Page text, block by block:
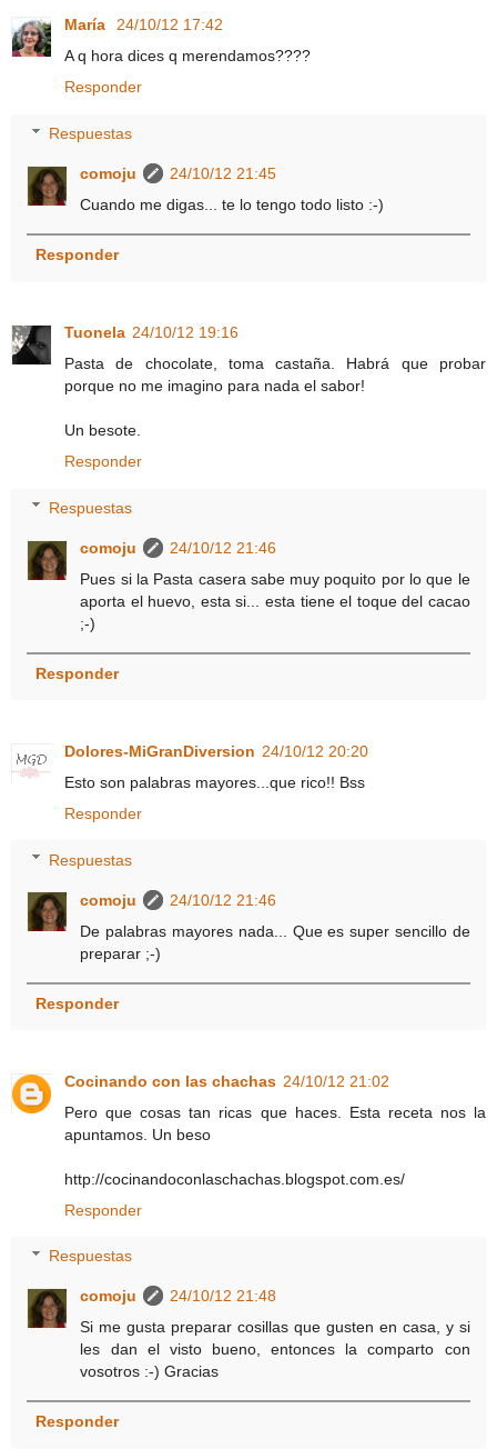
María
24/10/12 17:42
A q hora dices q merendamos????
Responder
Respuestas
comoju
24/10/12 21:45
Cuando me digas... te lo tengo todo listo :-)
Responder
Tuonela 24/10/12 19:16
Pasta de chocolate, toma castaña. Habrá que probar
porque no me imagino para nada el sabor!
Un besote.
Responder
Respuestas
comoju
24/10/12 21:46
Pues si la Pasta casera sabe muy poquito por lo que le
aporta el huevo, esta si... esta tiene el toque del cacao
;-)
Responder
Dolores-MiGranDiversion 24/10/12 20:20
Esto son palabras mayores...que rico!! Bss
Responder
Respuestas
comoju
24/10/12 21:46
De palabras mayores nada... Que es super sencillo de
preparar ;-)
Responder
Cocinando con las chachas 24/10/12 21:02
Pero que cosas tan ricas que haces. Esta receta nos la
apuntamos. Un beso
http://cocinandoconlaschachas.blogspot.com.es/
Responder
Respuestas
comoju
24/10/12 21:48
Si me gusta preparar cosillas que gusten en casa, y si
les dan el visto bueno, entonces la comparto con
vosotros :-) Gracias
Responder